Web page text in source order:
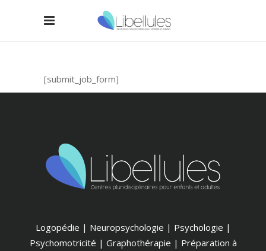
[submit_job_form]
Logopédie | Neuropsychologie | Psychologie |
Psychomotricité | Graphothérapie | Préparation à